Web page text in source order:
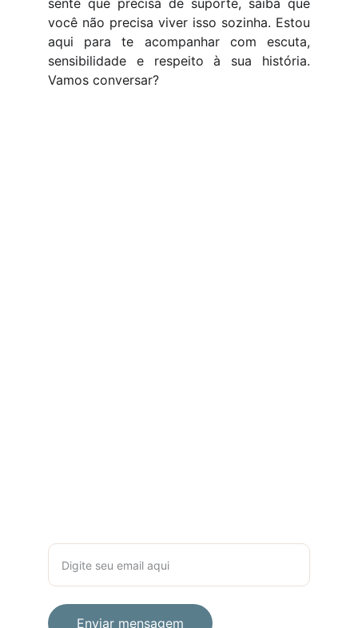
sente que precisa de suporte, saiba que
você não precisa viver isso sozinha. Estou
aqui para te acompanhar com escuta,
sensibilidade e respeito à sua história.
Vamos conversar?
Enviar mensagem